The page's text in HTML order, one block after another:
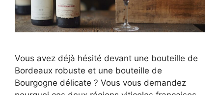
Vous avez déjà hésité devant une bouteille de
Bordeaux robuste et une bouteille de
Bourgogne délicate ? Vous vous demandez